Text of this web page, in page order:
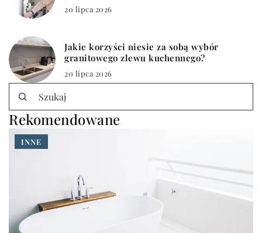
20 lipca 2026
Jakie korzyści niesie za sobą wybór
granitowego zlewu kuchennego?
20 lipca 2026
Rekomendowane
INNE